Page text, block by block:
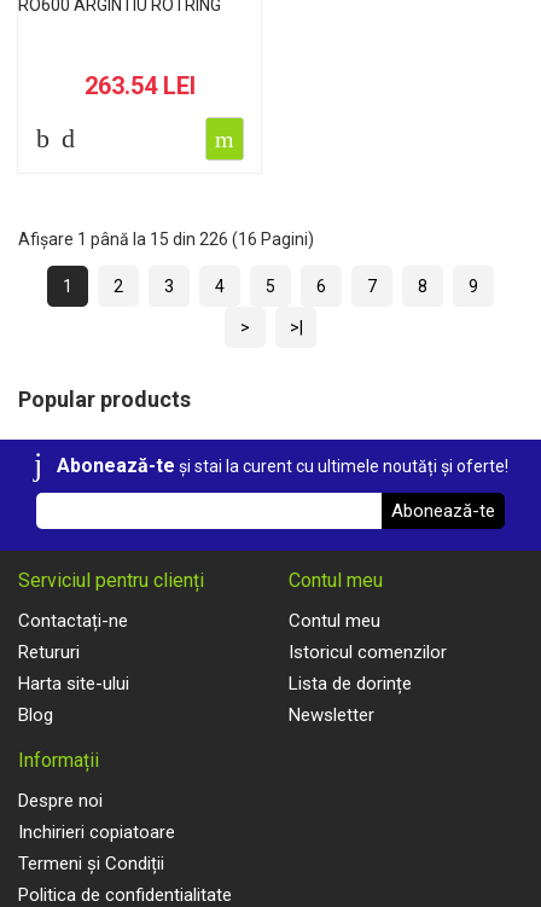
263.54 LEI
Afișare 1 până la 15 din 226 (16 Pagini)
1 2 3 4 5 6 7 8 9
> >|
Popular products
Abonează-te și stai la curent cu ultimele noutăți și oferte!
Abonează-te
Serviciul pentru clienți
Contactați-ne
Retururi
Harta site-ului
Blog
Contul meu
Contul meu
Istoricul comenzilor
Lista de dorințe
Newsletter
Informații
Despre noi
Inchirieri copiatoare
Termeni și Condiții
Politica de confidentialitate